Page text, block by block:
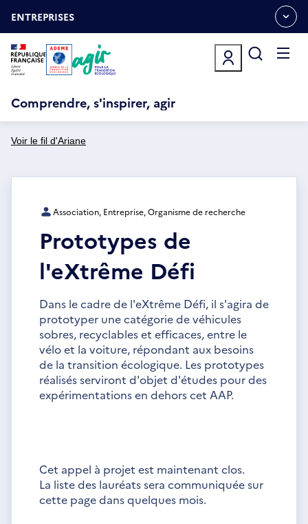
auOUVRIR
LE
MENU
ESPACE
ENTREPRISES
Comprendre, s'inspirer, agir
Voir le fil d'Ariane
Association, Entreprise, Organisme de recherche
Prototypes de
l'eXtrême Défi
Dans le cadre de l'eXtrême Défi, il s'agira de
prototyper une catégorie de véhicules
sobres, recyclables et efficaces, entre le
vélo et la voiture, répondant aux besoins
de la transition écologique. Les prototypes
réalisés serviront d'objet d'études pour des
expérimentations en dehors cet AAP.
Cet appel à projet est maintenant clos.
La liste des lauréats sera communiquée sur
cette page dans quelques mois.